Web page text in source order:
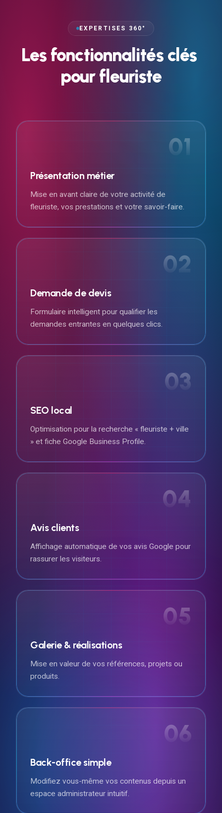
EXPERTISES 360°
Les fonctionnalités clés
pour fleuriste
01
Présentation métier
Mise en avant claire de votre activité de
fleuriste, vos prestations et votre savoir-faire.
02
Demande de devis
Formulaire intelligent pour qualifier les
demandes entrantes en quelques clics.
03
SEO local
Optimisation pour la recherche « fleuriste + ville
» et fiche Google Business Profile.
04
Avis clients
Affichage automatique de vos avis Google pour
rassurer les visiteurs.
05
Galerie & réalisations
Mise en valeur de vos références, projets ou
produits.
06
Back-office simple
Modifiez vous-même vos contenus depuis un
espace administrateur intuitif.